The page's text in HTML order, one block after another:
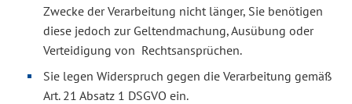
Zwecke der Verarbeitung nicht länger, Sie benötigen
diese jedoch zur Geltendmachung, Ausübung oder
Verteidigung von Rechtsansprüchen.
Sie legen Widerspruch gegen die Verarbeitung gemäß
Art. 21 Absatz 1 DSGVO ein.